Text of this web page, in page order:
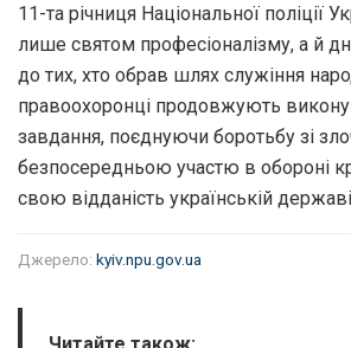
11-та річниця Національної поліції
лише святом професіоналізму, а й
до тих, хто обрав шлях служіння
правоохоронці продовжують
завдання, поєднуючи боротьбу зі
безпосередньою участю в обороні
свою відданість українській
Джерело: kyiv.npu.gov.ua